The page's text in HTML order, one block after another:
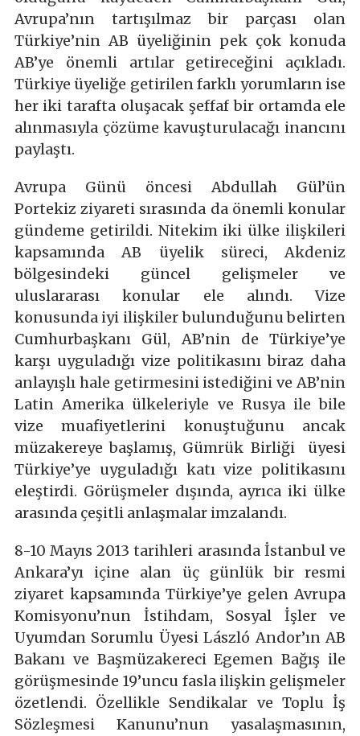
Avrupa’nın tartışılmaz bir parçası olan
Türkiye’nin AB üyeliğinin pek çok konuda
AB’ye önemli artılar getireceğini açıkladı.
Türkiye üyeliğe getirilen farklı yorumların ise
her iki tarafta oluşacak şeffaf bir ortamda ele
alınmasıyla çözüme kavuşturulacağı inancını
paylaştı.
Avrupa Günü öncesi Abdullah Gül’ün
Portekiz ziyareti sırasında da önemli konular
gündeme getirildi. Nitekim iki ülke ilişkileri
kapsamında AB üyelik süreci, Akdeniz
bölgesindeki güncel gelişmeler ve
uluslararası konular ele alındı. Vize
konusunda iyi ilişkiler bulunduğunu belirten
Cumhurbaşkanı Gül, AB’nin de Türkiye’ye
karşı uyguladığı vize politikasını biraz daha
anlayışlı hale getirmesini istediğini ve AB’nin
Latin Amerika ülkeleriyle ve Rusya ile bile
vize muafiyetlerini konuştuğunu ancak
müzakereye başlamış, Gümrük Birliği üyesi
Türkiye’ye uyguladığı katı vize politikasını
eleştirdi. Görüşmeler dışında, ayrıca iki ülke
arasında çeşitli anlaşmalar imzalandı.
8-10 Mayıs 2013 tarihleri arasında İstanbul ve
Ankara’yı içine alan üç günlük bir resmi
ziyaret kapsamında Türkiye’ye gelen Avrupa
Komisyonu’nun İstihdam, Sosyal İşler ve
Uyumdan Sorumlu Üyesi László Andor’ın AB
Bakanı ve Başmüzakereci Egemen Bağış ile
görüşmesinde 19’uncu fasla ilişkin gelişmeler
özetlendi. Özellikle Sendikalar ve Toplu İş
Sözleşmesi Kanunu’nun yasalaşmasının,